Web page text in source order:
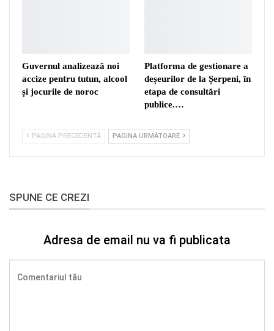
Guvernul analizează noi
accize pentru tutun, alcool
și jocurile de noroc
Platforma de gestionare a
deșeurilor de la Șerpeni, în
etapa de consultări
publice.…
PAGINA PRECEDENTĂ PAGINA URMĂTOARE
SPUNE CE CREZI
Adresa de email nu va fi publicata